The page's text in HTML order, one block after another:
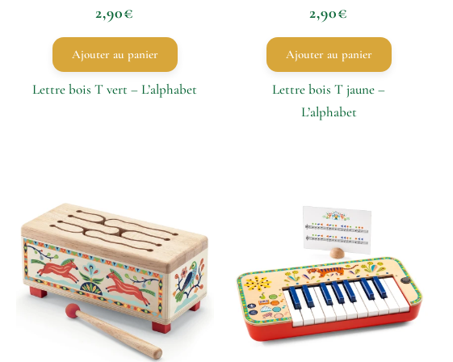
2,90€
Ajouter au panier
Lettre bois T vert – L’alphabet
2,90€
Ajouter au panier
Lettre bois T jaune –
L’alphabet